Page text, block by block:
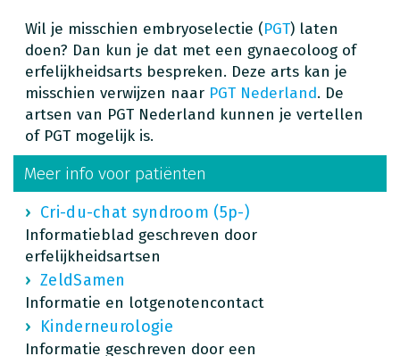
Wil je misschien embryoselectie (PGT) laten
doen? Dan kun je dat met een gynaecoloog of
erfelijkheidsarts bespreken. Deze arts kan je
misschien verwijzen naar PGT Nederland. De
artsen van PGT Nederland kunnen je vertellen
of PGT mogelijk is.
Meer info voor patiënten
Cri-du-chat syndroom (5p-)
Informatieblad geschreven door
erfelijkheidsartsen
ZeldSamen
Informatie en lotgenotencontact
Kinderneurologie
Informatie geschreven door een